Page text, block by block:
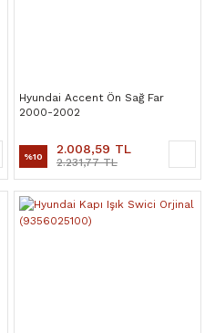
Hyundai Accent Ön Sağ Far
2000-2002
%10 2.008,59 TL
2.231,77 TL